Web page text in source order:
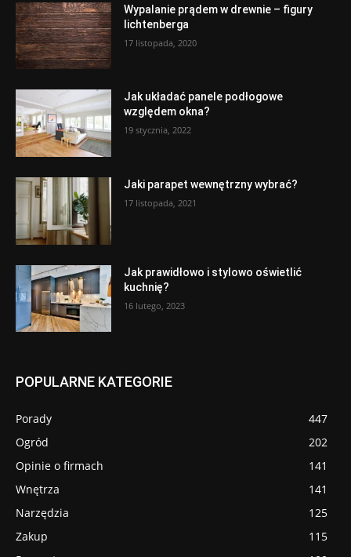
Wypalanie prądem w drewnie – figury
lichtenberga
17 listopada, 2020
Jak układać panele podłogowe
względem okna?
19 stycznia, 2022
Jaki parapet wewnętrzny wybrać?
17 listopada, 2021
Jak prawidłowo i stylowo oświetlić
kuchnię?
16 lutego, 2023
POPULARNE KATEGORIE
Porady
447
Ogród
202
Opinie o firmach
141
Wnętrza
141
Narzędzia
125
Zakup
115